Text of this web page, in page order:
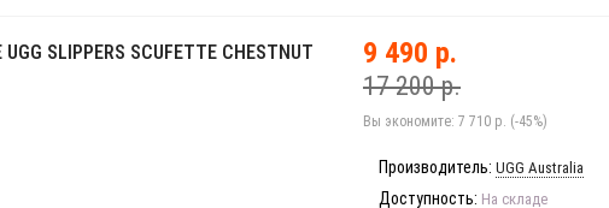
SLIPPERS SCUFETTE CHESTNUT 9 490 р.
17 200 р.
Вы экономите: 7 710 р. (-45%)
Производитель: UGG Australia
Доступность: На складе